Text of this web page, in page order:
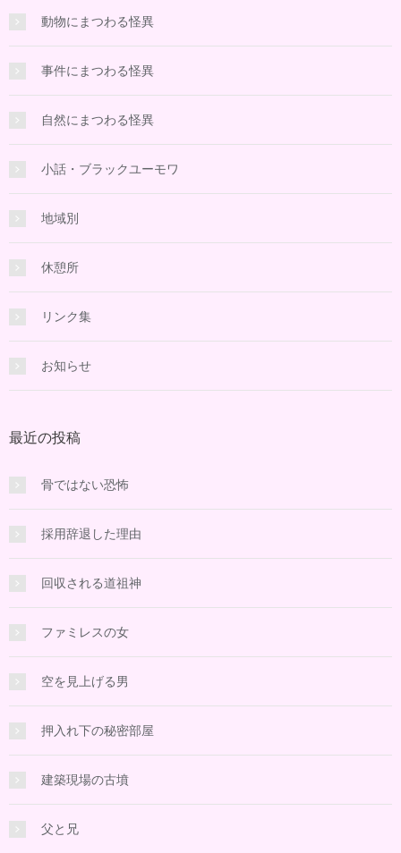
動物にまつわる怪異
事件にまつわる怪異
自然にまつわる怪異
小話・ブラックユーモワ
地域別
休憩所
リンク集
お知らせ
最近の投稿
骨ではない恐怖
採用辞退した理由
回収される道祖神
ファミレスの女
空を見上げる男
押入れ下の秘密部屋
建築現場の古墳
父と兄